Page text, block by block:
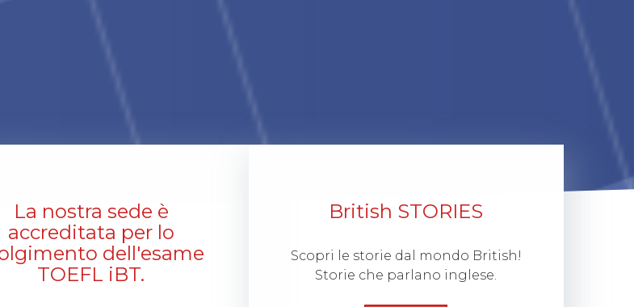
La nostra sede è
accreditata per lo
dell'esame
TOEFL iBT.
British STORIES
Scopri le storie dal mondo British!
Storie che parlano inglese.